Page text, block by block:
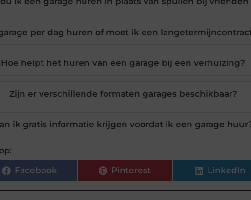
per dag huren of moet ik een
Hoe helpt het huren van een garage bij een verhuizing?
Zijn er verschillende formaten garages beschikbaar?
ik gratis informatie krijgen voordat ik een garage
Facebook Pinterest LinkedIn